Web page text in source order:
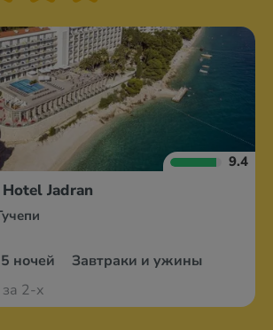
9.4
Jadran
5 ночей Завтраки и ужины
за 2-х